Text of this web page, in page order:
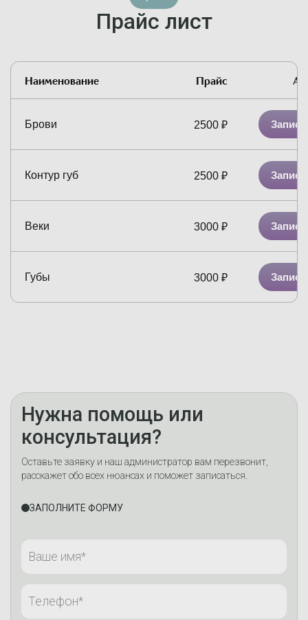
Прайс лист
Наименование Прайс
Брови 2500 ₽
Контур губ 2500 ₽
Веки 3000 ₽
Губы 3000 ₽
Нужна помощь или
консультация?
Оставьте заявку и наш администратор вам перезвонит,
расскажет обо всех нюансах и поможет записаться.
ЗАПОЛНИТЕ ФОРМУ